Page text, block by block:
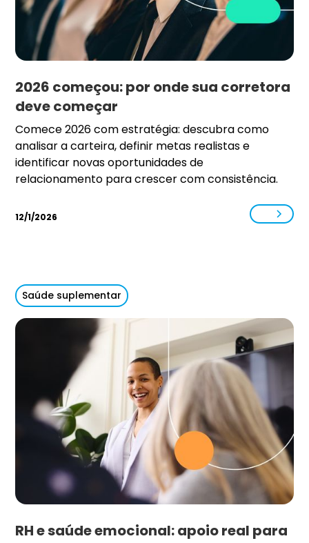
2026 começou: por onde sua corretora
deve começar
Comece 2026 com estratégia: descubra como
analisar a carteira, definir metas realistas e
identificar novas oportunidades de
relacionamento para crescer com consistência.
12/1/2026
Saúde suplementar
RH e saúde emocional: apoio real para